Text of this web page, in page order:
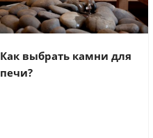
Как выбрать камни для
печи?